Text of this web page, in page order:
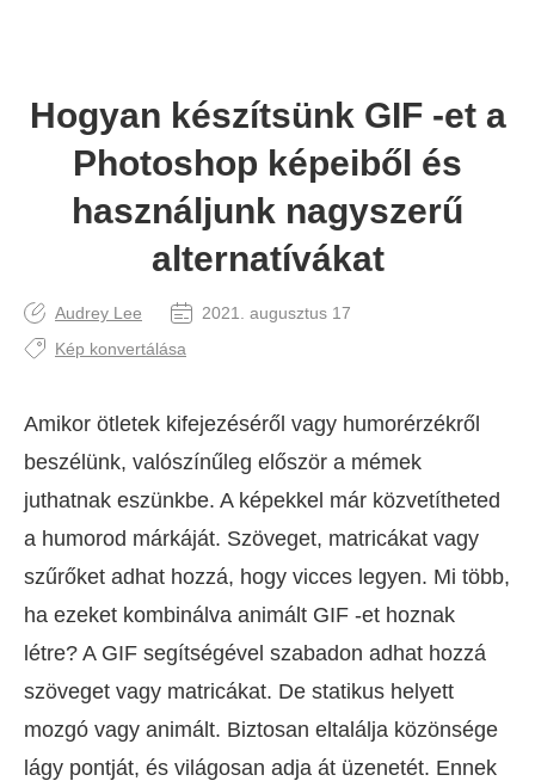
Hogyan készítsünk GIF -et a
Photoshop képeiből és
használjunk nagyszerű
alternatívákat
Audrey Lee
2021. augusztus 17
Kép konvertálása
Amikor ötletek kifejezéséről vagy humorérzékről
beszélünk, valószínűleg először a mémek
juthatnak eszünkbe. A képekkel már közvetítheted
a humorod márkáját. Szöveget, matricákat vagy
szűrőket adhat hozzá, hogy vicces legyen. Mi több,
ha ezeket kombinálva animált GIF -et hoznak
létre? A GIF segítségével szabadon adhat hozzá
szöveget vagy matricákat. De statikus helyett
mozgó vagy animált. Biztosan eltalálja közönsége
lágy pontját, és világosan adja át üzenetét. Ennek